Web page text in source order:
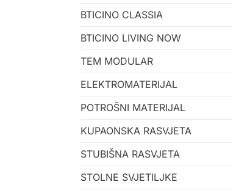
BTICINO CLASSIA
BTICINO LIVING NOW
TEM MODULAR
ELEKTROMATERIJAL
POTROŠNI MATERIJAL
KUPAONSKA RASVJETA
STUBIŠNA RASVJETA
STOLNE SVJETILJKE